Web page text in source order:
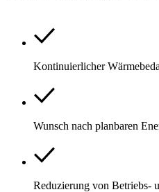
Kontinuierlicher
Wunsch nach planbaren
Reduzierung von Betriebs-